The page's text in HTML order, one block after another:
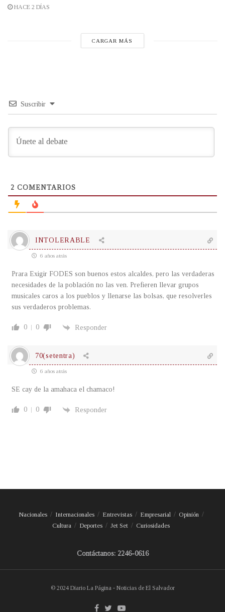
HACE 2 DÍAS
CARGAR MÁS
Suscribir
2 COMENTARIOS
INTOLERABLE
6 años atrás
Prara Exigir FODES son buenos estos alcaldes, pero las verdaderas
necesidades de la población no las ven. Prefieren llevar grupos
musicales caros a los pueblos y llenarse las bolsas, que resolverles
sus verdaderos problemas.
0 0 Responder
70(setentra)
6 años atrás
SE cay de la amahaca el chamaco!
0 0 Responder
Nacionales Internacionales Entrevistas Empresarial
Opinión
Cultura
Deportes Jet Set Curiosidades
Contáctanos: 2246-0616
© 2024 Diario La Página - Noticias de El Salvador